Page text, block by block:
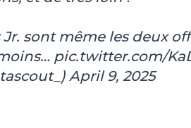
sont même les deux
pic.twitter.com/
April 9, 2025